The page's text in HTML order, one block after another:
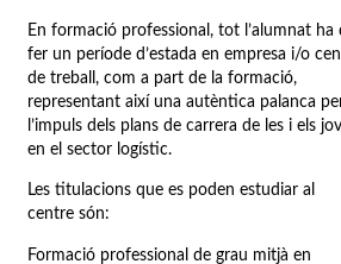
En formació professional, tot l’alumnat ha
fer un període d’estada en empresa i/o
de treball, com a part de la formació,
representant així una autèntica palanca
l’impuls dels plans de carrera de les i els
en el sector logístic.
Les titulacions que es poden estudiar al
centre són:
Formació professional de grau mitjà en